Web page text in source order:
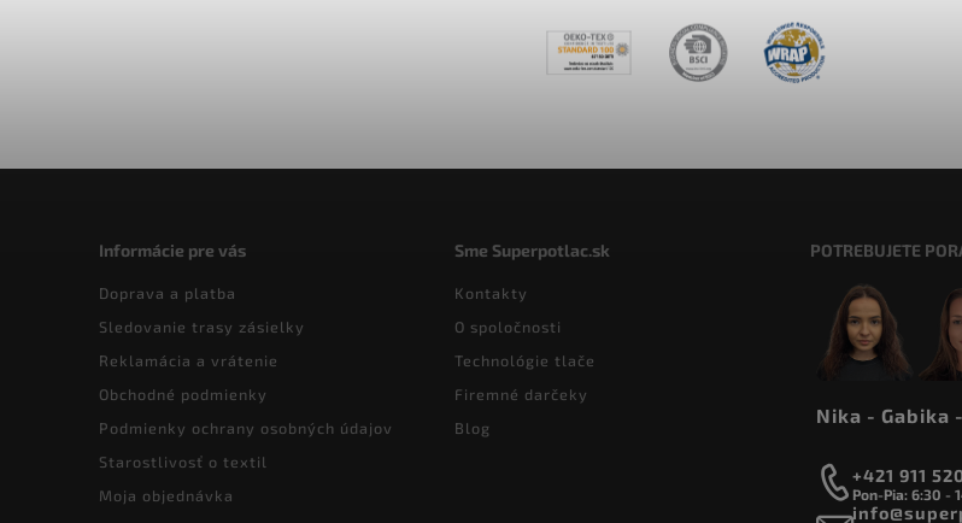
Informácie pre vás
Doprava a platba
Sledovanie trasy zásielky
Reklamácia a vrátenie
Obchodné podmienky
Podmienky ochrany osobných údajov
Starostlivosť o textil
Moja objednávka
Sme Superpotlac.sk
Kontakty
O spoločnosti
Technológie tlače
Firemné darčeky
Blog
POTREBUJETE
Nika - Gabika
+421 911
Pon-Pia: 6:30 -